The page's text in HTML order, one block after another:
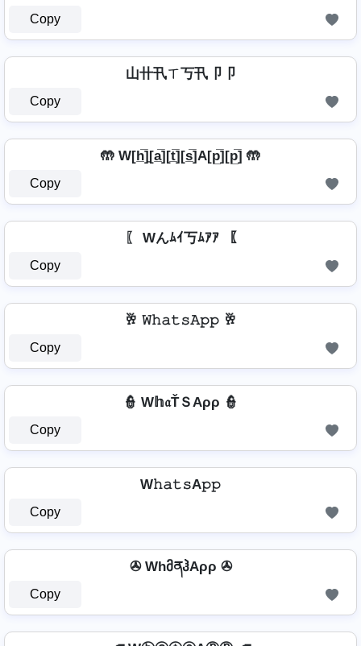
Copy
山卄卂ㄒ丂卂卩卩
Copy
🤲 W[h̲̅]̼[a̲̅][t̲̅][s̲̅]A[p̲̅][p̲̅] 🤲
Copy
〖 Wんﾑｲ丂ﾑｱｱ 〖
Copy
🥂 𝚆𝚑𝚊𝚝𝚜𝙰𝚙𝚙 🥂
Copy
👮 W𝕙𝔞ŤＳAρρ 👮
Copy
W𝚑𝚊𝚝𝚜A𝚙𝚙
Copy
✇ WhმནჰAρρ ✇
Copy